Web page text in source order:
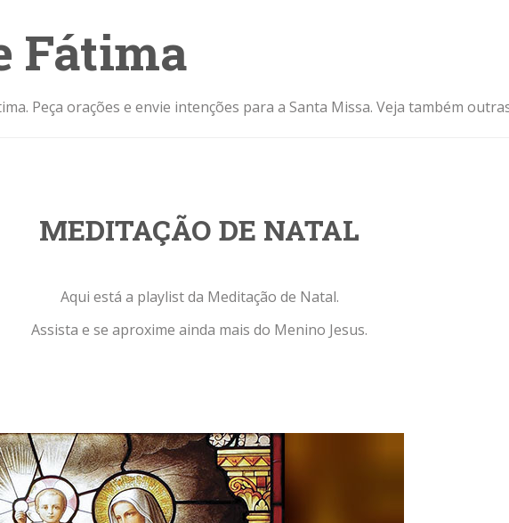
Fátima
Peça orações e envie intenções para a Santa Missa. Veja também
MEDITAÇÃO DE NATAL
Aqui está a playlist da Meditação de Natal.
Assista e se aproxime ainda mais do Menino Jesus.